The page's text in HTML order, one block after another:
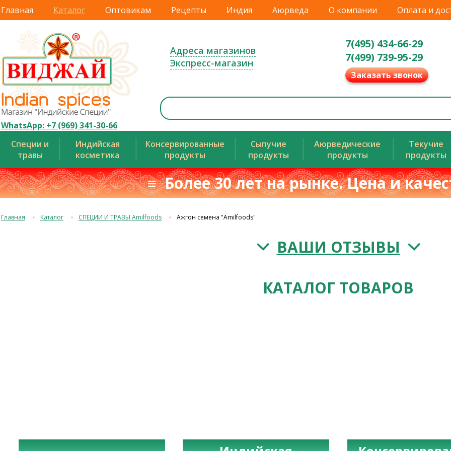
Главная Каталог Оптовикам Рецепты Индия Аюрведа О компании Оплата и
WhatsApp: +7 (969) 341-30-66
Адреса магазинов
Экспресс-магазин
7(495) 434-66-29
7(499) 739-95-29
Заказать звонок
Специи и
травы
Индийская
косметика
Консервированные
продукты
Сыпучие
продукты
Аюрведические
продукты
Текучие
продукты
≡ Более 30 лет на рынке. Цена и
Главная Каталог СПЕЦИИ И ТРАВЫ Amilfoods Ажгон семена "Amilfoods"
ВАШИ ОТЗЫВЫ
КАТАЛОГ ТОВАРОВ